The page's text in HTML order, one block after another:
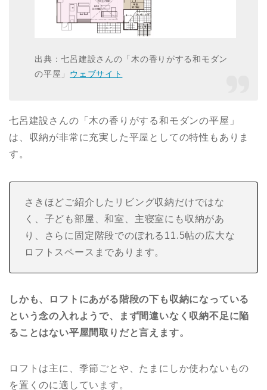
出典：七呂建設さんの「木の香りがする和モダン
の平屋」 ウェブサイト
七呂建設さんの「木の香りがする和モダンの平屋」
は、収納が非常に充実した平屋としての特性もありま
す。
さきほどご紹介したリビング収納だけではな
く、子ども部屋、和室、主寝室にも収納があ
り、さらに固定階段でのぼれる11.5帖の広大な
ロフトスペースまであります。
しかも、ロフトにあがる階段の下も収納になっている
という念の入れようで、まず間違いなく収納不足に陥
ることはない平屋間取りだと言えます。
ロフトは主に、季節ごとや、たまにしか使わないもの
を置くのに適しています。